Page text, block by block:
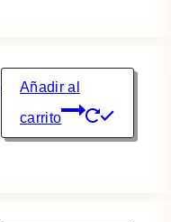
Añadir al
carrito